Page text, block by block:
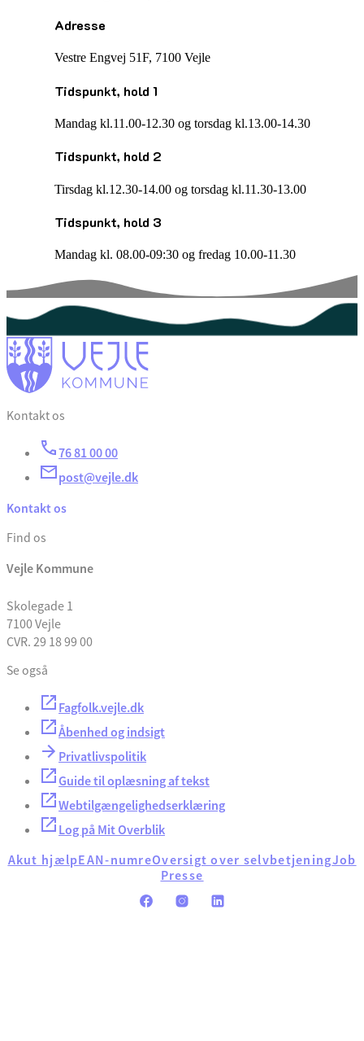
Adresse
Vestre Engvej 51F, 7100 Vejle
Tidspunkt, hold 1
Mandag kl.11.00-12.30 og torsdag kl.13.00-14.30
Tidspunkt, hold 2
Tirsdag kl.12.30-14.00 og torsdag kl.11.30-13.00
Tidspunkt, hold 3
Mandag kl. 08.00-09:30 og fredag 10.00-11.30
Kontakt os
76 81 00 00
post@vejle.dk
Kontakt os
Find os
Vejle Kommune
Skolegade 1
7100 Vejle
CVR. 29 18 99 00
Se også
Fagfolk.vejle.dk
Åbenhed og indsigt
Privatlivspolitik
Guide til oplæsning af tekst
Webtilgængelighedserklæring
Log på Mit Overblik
Akut hjælpEAN-numreOversigt over selvbetjeningJob
Presse